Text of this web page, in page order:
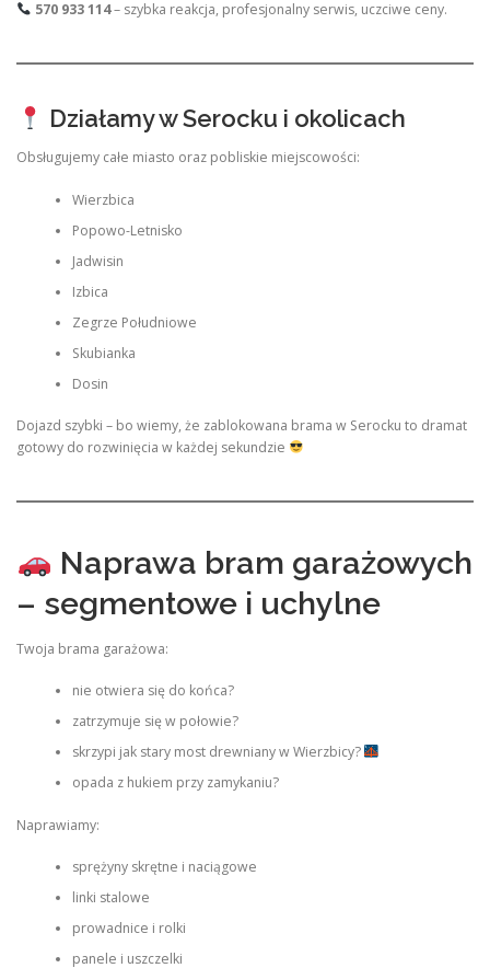
570 933 114– szybka reakcja, profesjonalny serwis, uczciwe ceny.
Działamy w Serocku i okolicach
Obsługujemy całe miasto oraz pobliskie miejscowości:
Wierzbica
Popowo-Letnisko
Jadwisin
Izbica
Zegrze Południowe
Skubianka
Dosin
Dojazd szybki – bo wiemy, że zablokowana brama w Serocku to dramat
gotowy do rozwinięcia w każdej sekundzie
Naprawa bram garażowych
– segmentowe i uchylne
Twoja brama garażowa:
nie otwiera się do końca?
zatrzymuje się w połowie?
skrzypi jak stary most drewniany w Wierzbicy?
opada z hukiem przy zamykaniu?
Naprawiamy:
sprężyny skrętne i naciągowe
linki stalowe
prowadnice i rolki
panele i uszczelki